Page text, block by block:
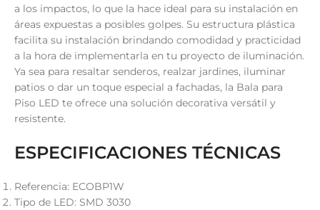
a los impactos, lo que la hace ideal para su instalación en
áreas expuestas a posibles golpes. Su estructura plástica
facilita su instalación brindando comodidad y practicidad
a la hora de implementarla en tu proyecto de iluminación.
Ya sea para resaltar senderos, realzar jardines, iluminar
patios o dar un toque especial a fachadas, la Bala para
Piso LED te ofrece una solución decorativa versátil y
resistente.
ESPECIFICACIONES TÉCNICAS
Referencia: ECOBP1W
Tipo de LED: SMD 3030